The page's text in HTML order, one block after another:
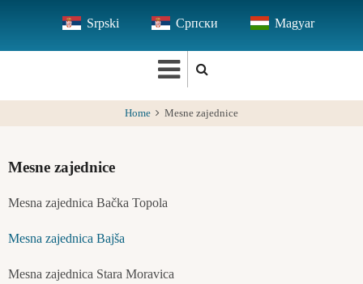
main
Srpski Српски Magyar
Home Mesne zajednice
Mesne zajednice
Mesna zajednica Bačka Topola
Mesna zajednica Bajša
Mesna zajednica Stara Moravica